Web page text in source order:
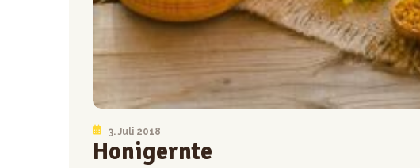
3. Juli 2018
Honigernte